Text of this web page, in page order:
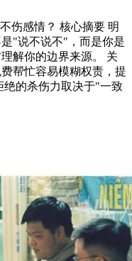
伤感情？ 核心摘要 明
"说不说不"，而是你是
解你的边界来源。 关
帮忙容易模糊权责，提
的杀伤力取决于"一致